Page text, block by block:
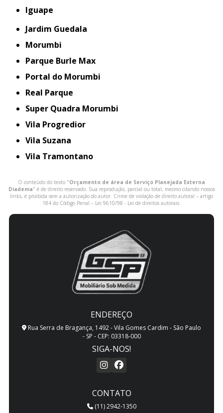
iguape
Jardim Guedala
Morumbi
Parque Burle Max
Portal do Morumbi
Real Parque
Super Quadra Morumbi
Vila Progredior
Vila Suzana
Vila Tramontano
O conteúdo do texto "Orçamento de área de Serviço Planejada Externa
Diadema" é de direito reservado. Sua reprodução, parcial ou total, mesmo citando nossos
links, é proibida sem a autorização do autor. Crime de violação de direito autoral – artigo
184 do Código Penal – Lei 9610/98 - Lei de direitos autorais.
ENDEREÇO
Rua Serra de Bragança, 1492 - Vila Gomes Cardim - São Paulo
- SP - CEP: 03318-000
SIGA-NOS!
CONTATO
(11) 2942-1350